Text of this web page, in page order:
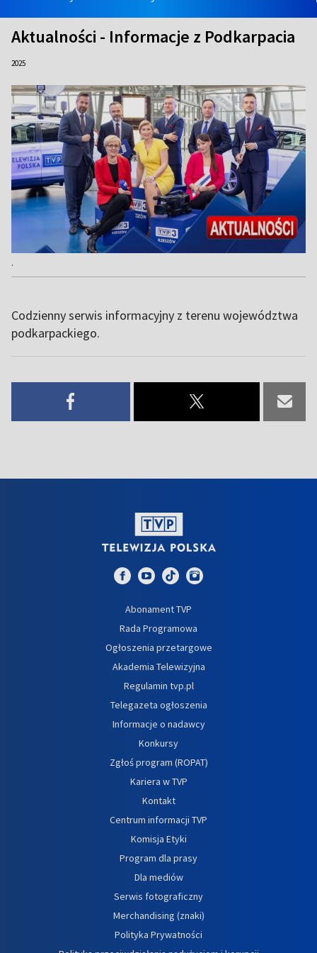
Aktualności - Informacje z Podkarpacia
2025
.
Codzienny serwis informacyjny z terenu województwa
podkarpackiego.
Abonament TVP
Rada Programowa
Ogłoszenia przetargowe
Akademia Telewizyjna
Regulamin tvp.pl
Telegazeta ogłoszenia
Informacje o nadawcy
Konkursy
Zgłoś program (ROPAT)
Kariera w TVP
Kontakt
Centrum informacji TVP
Komisja Etyki
Program dla prasy
Dla mediów
Serwis fotograficzny
Merchandising (znaki)
Polityka Prywatności